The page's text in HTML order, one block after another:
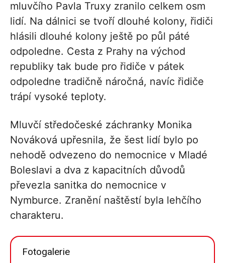
mluvčího Pavla Truxy zranilo celkem osm
lidí. Na dálnici se tvoří dlouhé kolony, řidiči
hlásili dlouhé kolony ještě po půl páté
odpoledne. Cesta z Prahy na východ
republiky tak bude pro řidiče v pátek
odpoledne tradičně náročná, navíc řidiče
trápí vysoké teploty.
Mluvčí středočeské záchranky Monika
Nováková upřesnila, že šest lidí bylo po
nehodě odvezeno do nemocnice v Mladé
Boleslavi a dva z kapacitních důvodů
převezla sanitka do nemocnice v
Nymburce. Zranění naštěstí byla lehčího
charakteru.
Fotogalerie